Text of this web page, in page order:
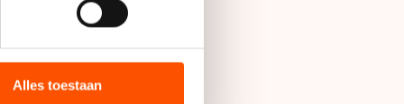
advertenties en
zij hebben verzameld via
Alles toestaan